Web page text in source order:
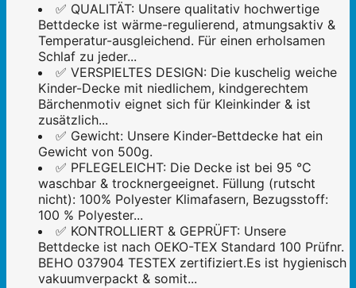
✅ QUALITÄT: Unsere qualitativ hochwertige
Bettdecke ist wärme-regulierend, atmungsaktiv &
Temperatur-ausgleichend. Für einen erholsamen
Schlaf zu jeder...
✅ VERSPIELTES DESIGN: Die kuschelig weiche
Kinder-Decke mit niedlichem, kindgerechtem
Bärchenmotiv eignet sich für Kleinkinder & ist
zusätzlich...
✅ Gewicht: Unsere Kinder-Bettdecke hat ein
Gewicht von 500g.
✅ PFLEGELEICHT: Die Decke ist bei 95 °C
waschbar & trocknergeeignet. Füllung (rutscht
nicht): 100% Polyester Klimafasern, Bezugsstoff:
100 % Polyester...
✅ KONTROLLIERT & GEPRÜFT: Unsere
Bettdecke ist nach OEKO-TEX Standard 100 Prüfnr.
BEHO 037904 TESTEX zertifiziert.Es ist hygienisch
vakuumverpackt & somit...